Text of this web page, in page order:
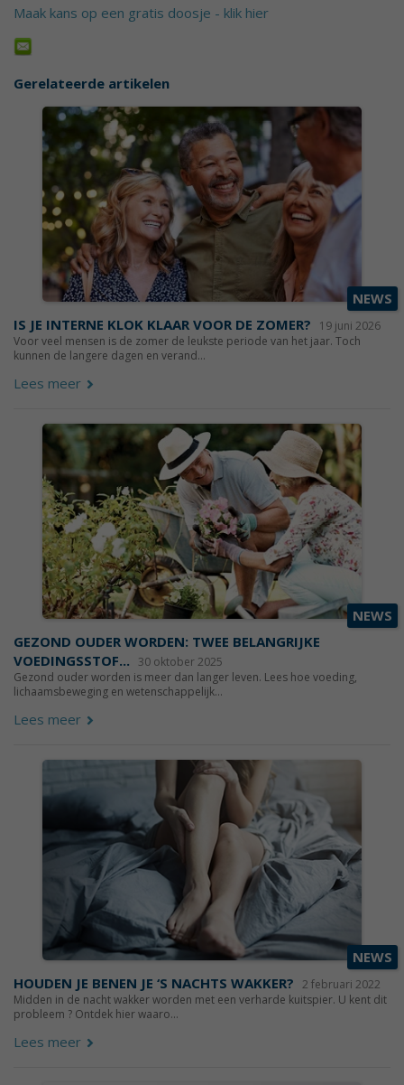
Maak kans op een gratis doosje - klik hier
Gerelateerde artikelen
NEWS
IS JE INTERNE KLOK KLAAR VOOR DE ZOMER?
19 juni 2026
Voor veel mensen is de zomer de leukste periode van het jaar. Toch
kunnen de langere dagen en verand...
Lees meer
NEWS
GEZOND OUDER WORDEN: TWEE BELANGRIJKE
VOEDINGSSTOF...
30 oktober 2025
Gezond ouder worden is meer dan langer leven. Lees hoe voeding,
lichaamsbeweging en wetenschappelijk...
Lees meer
NEWS
HOUDEN JE BENEN JE ‘S NACHTS WAKKER? 2 februari 2022
Midden in de nacht wakker worden met een verharde kuitspier. U kent dit
probleem ? Ontdek hier waaro...
Lees meer